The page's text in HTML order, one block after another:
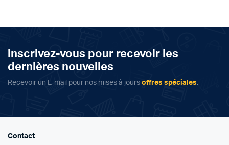
inscrivez-vous pour recevoir les
dernières nouvelles
Recevoir un E-mail pour nos mises à jours offres spéciales.
Contact